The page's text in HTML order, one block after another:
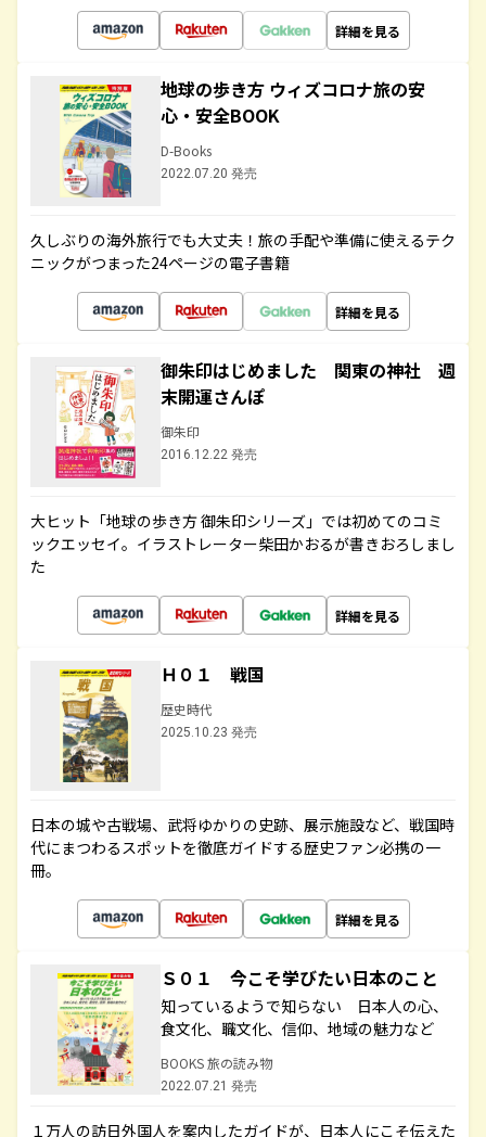
詳細を見る
地球の歩き方 ウィズコロナ旅の安
心・安全BOOK
D-Books
2022.07.20 発売
久しぶりの海外旅行でも大丈夫！旅の手配や準備に使えるテク
ニックがつまった24ページの電子書籍
詳細を見る
御朱印はじめました 関東の神社 週
末開運さんぽ
御朱印
2016.12.22 発売
大ヒット「地球の歩き方 御朱印シリーズ」では初めてのコミ
ックエッセイ。イラストレーター柴田かおるが書きおろしまし
た
詳細を見る
Ｈ０１ 戦国
歴史時代
2025.10.23 発売
日本の城や古戦場、武将ゆかりの史跡、展示施設など、戦国時
代にまつわるスポットを徹底ガイドする歴史ファン必携の一
冊。
詳細を見る
Ｓ０１ 今こそ学びたい日本のこと
知っているようで知らない 日本人の心、
食文化、職文化、信仰、地域の魅力など
BOOKS 旅の読み物
2022.07.21 発売
１万人の訪日外国人を案内したガイドが、日本人にこそ伝えた